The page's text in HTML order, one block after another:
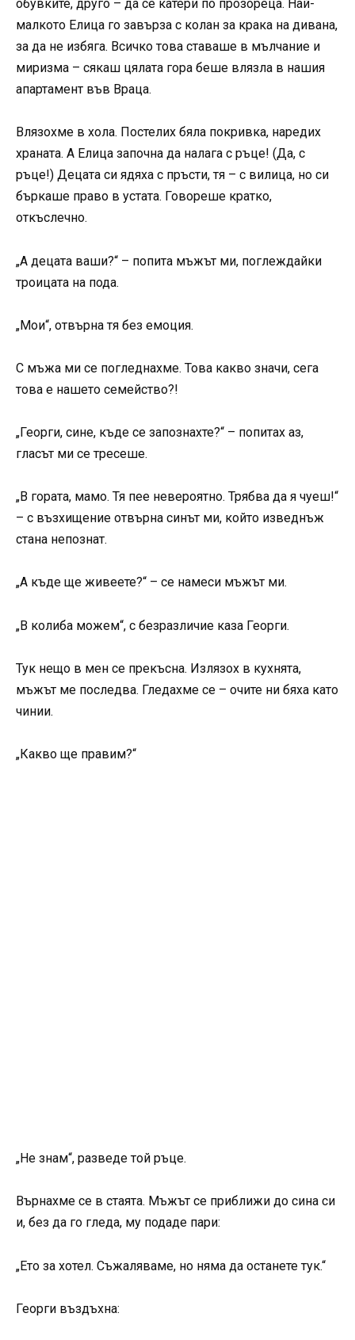
обувките, друго – да се катери по прозореца. Най-
малкото Елица го завърза с колан за крака на дивана,
за да не избяга. Всичко това ставаше в мълчание и
миризма – сякаш цялата гора беше влязла в нашия
апартамент във Враца.
Влязохме в хола. Постелих бяла покривка, наредих
храната. А Елица започна да налага с ръце! (Да, с
ръце!) Децата си ядяха с пръсти, тя – с вилица, но си
бъркаше право в устата. Говореше кратко,
откъслечно.
„А децата ваши?“ – попита мъжът ми, поглеждайки
троицата на пода.
„Мои“, отвърна тя без емоция.
С мъжа ми се погледнахме. Това какво значи, сега
това е нашето семейство?!
„Георги, сине, къде се запознахте?“ – попитах аз,
гласът ми се тресеше.
„В гората, мамо. Тя пее невероятно. Трябва да я чуеш!“
– с възхищение отвърна синът ми, който изведнъж
стана непознат.
„А къде ще живеете?“ – се намеси мъжът ми.
„В колиба можем“, с безразличие каза Георги.
Тук нещо в мен се прекъсна. Излязох в кухнята,
мъжът ме последва. Гледахме се – очите ни бяха като
чинии.
„Какво ще правим?“
„Не знам“, разведе той ръце.
Върнахме се в стаята. Мъжът се приближи до сина си
и, без да го гледа, му подаде пари:
„Ето за хотел. Съжаляваме, но няма да останете тук.“
Георги въздъхна: